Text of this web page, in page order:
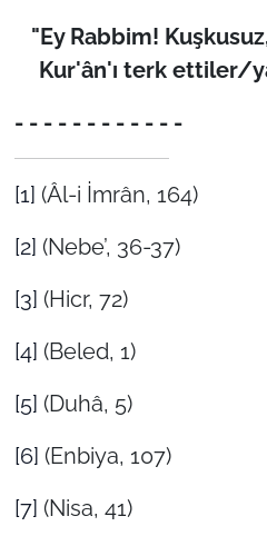
"Ey Rabbim!
Kur'ân'ı terk ettiler/
- - - - - - - - - - - -
[1] (Âl-i İmrân, 164)
[2] (Nebe’, 36-37)
[3] (Hicr, 72)
[4] (Beled, 1)
[5] (Duhâ, 5)
[6] (Enbiya, 107)
[7] (Nisa, 41)